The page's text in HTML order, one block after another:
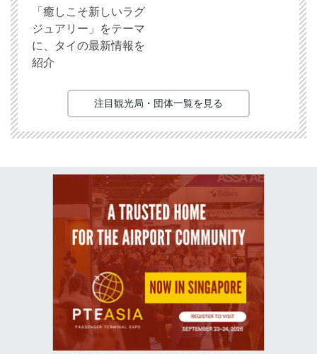
「癒しこそ新しいラグ
ジュアリー」をテーマ
に、タイの最新情報を
紹介
注目観光局・団体一覧を見る